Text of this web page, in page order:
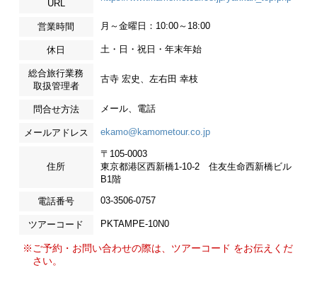
URL
営業時間 月～金曜日：10:00～18:00
休日 土・日・祝日・年末年始
総合旅行業務
取扱管理者
古寺 宏史、左右田 幸枝
問合せ方法 メール、電話
メールアドレス ekamo@kamometour.co.jp
住所
〒105-0003
東京都港区西新橋1-10-2 住友生命西新橋ビル
B1階
電話番号 03-3506-0757
ツアーコード PKTAMPE-10N0
※ご予約・お問い合わせの際は、ツアーコード をお伝えくだ
さい。